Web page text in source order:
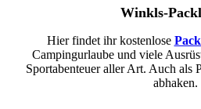
Winkls-
Hier findet ihr kostenlose
Campingurlaube und viele
Sportabenteuer aller Art. Auch als
abhaken.